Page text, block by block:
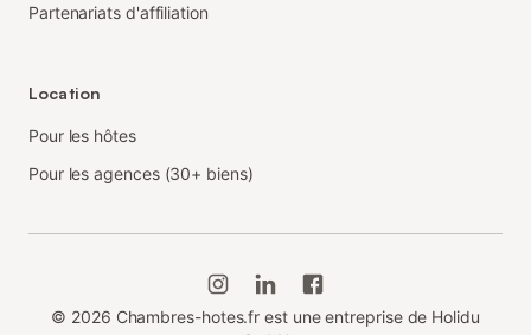
Partenariats d'affiliation
Location
Pour les hôtes
Pour les agences (30+ biens)
© 2026 Chambres-hotes.fr est une entreprise de Holidu